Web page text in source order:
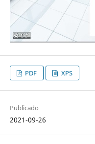
PDF XPS
Publicado
2021-09-26